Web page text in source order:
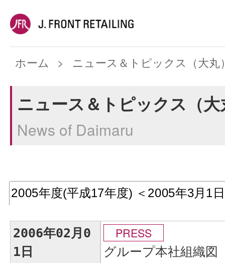
ホーム ニュース＆トピックス（大丸
ニュース＆トピックス（大
News of Daimaru
2006年02月0
1日
PRESS
グループ本社組織図